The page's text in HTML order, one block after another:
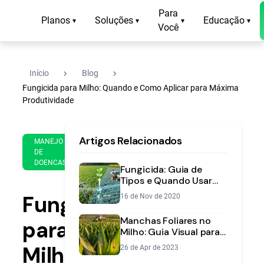
Planos ▾ Soluções ▾
Para
Você
▾ Educação ▾
Início navigate_next Blog navigate_next
Fungicida para Milho: Quando e Como Aplicar para Máxima
Produtividade
MANEJO
DE
DOENCAS
de
de
2022
min
leitura
Fungicida
para
Milho:
Artigos Relacionados
Fungicida: Guia de
Tipos e Quando Usar
Cada Um | Aegro
16 de Nov de 2020
Manchas Foliares no
Milho: Guia Visual para
Identificação e Manejo
26 de Apr de 2023